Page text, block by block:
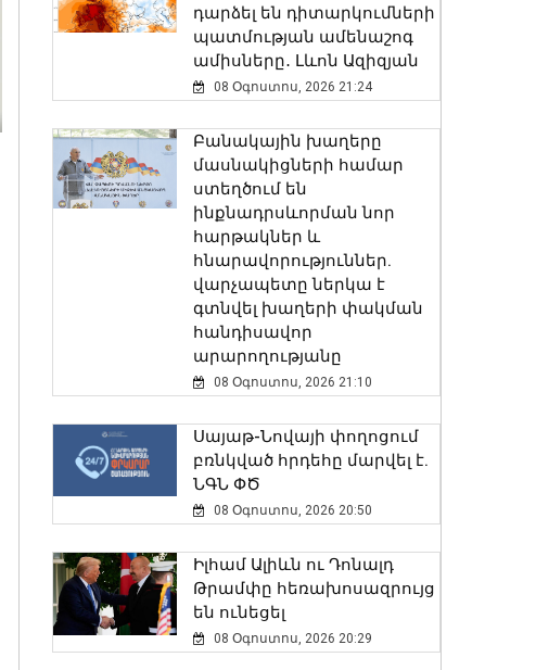
դարձել են դիտարկումների
պատմության ամենաշոգ
ամիսները․ Լևոն Ազիզյան
08 Օգոստոս, 2026 21:24
Բանակային խաղերը
մասնակիցների համար
ստեղծում են
ինքնադրսևորման նոր
հարթակներ և
հնարավորություններ.
վարչապետը ներկա է
գտնվել խաղերի փակման
հանդիսավոր
արարողությանը
08 Օգոստոս, 2026 21:10
Սայաթ-Նովայի փողոցում
բռնկված հրդեհը մարվել է.
ՆԳՆ ՓԾ
08 Օգոստոս, 2026 20:50
Իլհամ Ալիևն ու Դոնալդ
Թրամփը հեռախոսազրույց
են ունեցել
08 Օգոստոս, 2026 20:29